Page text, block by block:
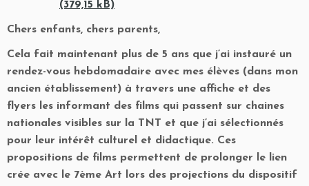
Chers enfants, chers parents,
Cela fait maintenant plus de 5 ans que j’ai instauré un
rendez-vous hebdomadaire avec mes élèves (dans mon
ancien établissement) à travers une affiche et des
flyers les informant des films qui passent sur chaines
nationales visibles sur la TNT et que j’ai sélectionnés
pour leur intérêt culturel et didactique. Ces
propositions de films permettent de prolonger le lien
crée avec le 7ème Art lors des projections du dispositif